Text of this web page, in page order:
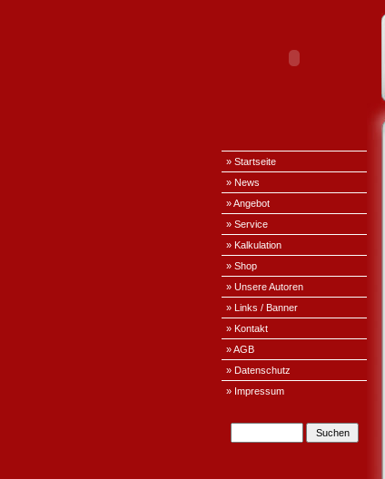
» Startseite
» News
» Angebot
» Service
» Kalkulation
» Shop
» Unsere Autoren
» Links / Banner
» Kontakt
» AGB
» Datenschutz
» Impressum